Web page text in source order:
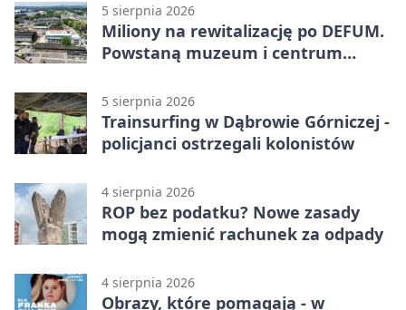
5 sierpnia 2026
Miliony na rewitalizację po DEFUM.
Powstaną muzeum i centrum
5 sierpnia 2026
Trainsurfing w Dąbrowie Górniczej -
policjanci ostrzegali kolonistów
4 sierpnia 2026
ROP bez podatku? Nowe zasady
mogą zmienić rachunek za odpady
4 sierpnia 2026
Obrazy, które pomagają - w